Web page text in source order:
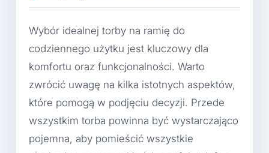
Wybór idealnej torby na ramię do
codziennego użytku jest kluczowy dla
komfortu oraz funkcjonalności. Warto
zwrócić uwagę na kilka istotnych aspektów,
które pomogą w podjęciu decyzji. Przede
wszystkim torba powinna być wystarczająco
pojemna, aby pomieścić wszystkie